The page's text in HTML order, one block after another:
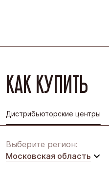
КАК КУПИТЬ
Дистрибьюторские центры
Выберите регион:
Московская область